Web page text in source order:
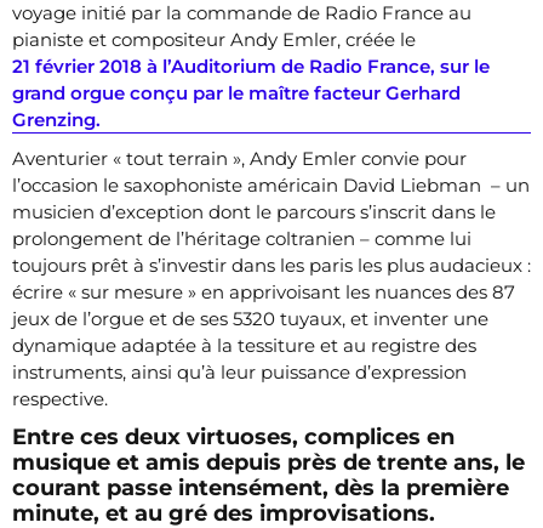
voyage initié par la commande de Radio France au
pianiste et compositeur Andy Emler, créée le
21 février 2018 à l’Auditorium de Radio France, sur le
grand orgue conçu par le maître facteur Gerhard
Grenzing.
Aventurier « tout terrain », Andy Emler convie pour
l’occasion le saxophoniste américain David Liebman – un
musicien d’exception dont le parcours s’inscrit dans le
prolongement de l’héritage coltranien – comme lui
toujours prêt à s’investir dans les paris les plus audacieux :
écrire « sur mesure » en apprivoisant les nuances des 87
jeux de l’orgue et de ses 5320 tuyaux, et inventer une
dynamique adaptée à la tessiture et au registre des
instruments, ainsi qu’à leur puissance d’expression
respective.
Entre ces deux virtuoses, complices en
musique et amis depuis près de trente ans, le
courant passe intensément, dès la première
minute, et au gré des improvisations.